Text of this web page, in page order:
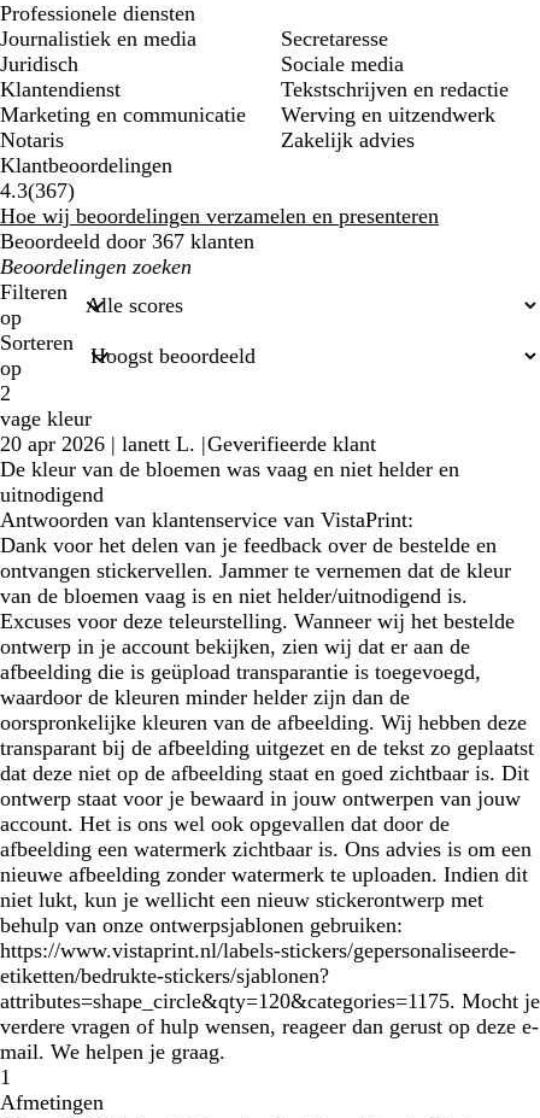
Professionele diensten
Journalistiek en media
Juridisch
Klantendienst
Marketing en communicatie
Notaris
Secretaresse
Sociale media
Tekstschrijven en redactie
Werving en uitzendwerk
Zakelijk advies
Klantbeoordelingen
4.3(367367
klantbeoordelingen
)
Hoe wij beoordelingen verzamelen en presenteren
Beoordeeld door 367 klanten
Mijn
zoekopdrachten
Filteren
op
Sorteren
op
2
vage kleur
20 apr 2026 | lanett L. |Geverifieerde klant
De kleur van de bloemen was vaag en niet helder en
uitnodigend
Antwoorden van klantenservice van VistaPrint:
Dank voor het delen van je feedback over de bestelde en
ontvangen stickervellen. Jammer te vernemen dat de kleur
van de bloemen vaag is en niet helder/uitnodigend is.
Excuses voor deze teleurstelling. Wanneer wij het bestelde
ontwerp in je account bekijken, zien wij dat er aan de
afbeelding die is geüpload transparantie is toegevoegd,
waardoor de kleuren minder helder zijn dan de
oorspronkelijke kleuren van de afbeelding. Wij hebben deze
transparant bij de afbeelding uitgezet en de tekst zo geplaatst
dat deze niet op de afbeelding staat en goed zichtbaar is. Dit
ontwerp staat voor je bewaard in jouw ontwerpen van jouw
account. Het is ons wel ook opgevallen dat door de
afbeelding een watermerk zichtbaar is. Ons advies is om een
nieuwe afbeelding zonder watermerk te uploaden. Indien dit
niet lukt, kun je wellicht een nieuw stickerontwerp met
behulp van onze ontwerpsjablonen gebruiken:
https://www.vistaprint.nl/labels-stickers/gepersonaliseerde-
etiketten/bedrukte-stickers/sjablonen?
attributes=shape_circle&qty=120&categories=1175. Mocht je
verdere vragen of hulp wensen, reageer dan gerust op deze e-
mail. We helpen je graag.
1
Afmetingen